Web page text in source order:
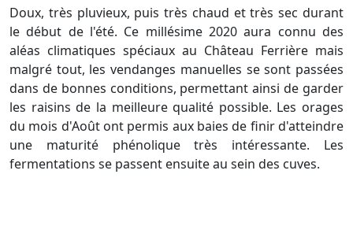
Doux, très pluvieux, puis très chaud et très sec durant
le début de l'été. Ce millésime 2020 aura connu des
aléas climatiques spéciaux au Château Ferrière mais
malgré tout, les vendanges manuelles se sont passées
dans de bonnes conditions, permettant ainsi de garder
les raisins de la meilleure qualité possible. Les orages
du mois d'Août ont permis aux baies de finir d'atteindre
une maturité phénolique très intéressante. Les
fermentations se passent ensuite au sein des cuves.